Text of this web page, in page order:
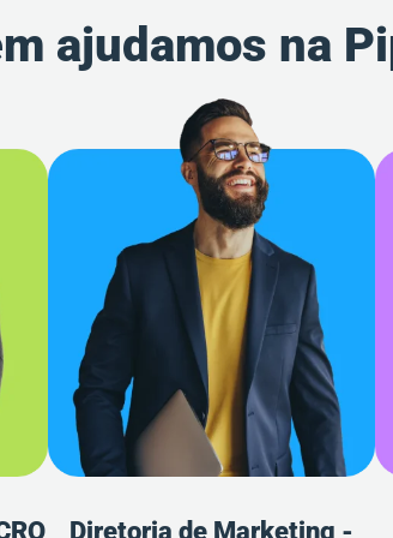
ajudamos na
Diretoria de Marketing -